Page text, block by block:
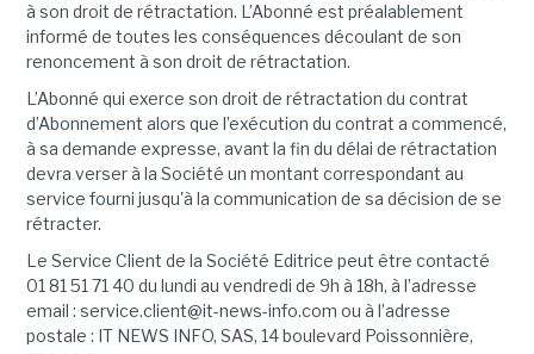
à son droit de rétractation. L’Abonné est préalablement
informé de toutes les conséquences découlant de son
renoncement à son droit de rétractation.
L’Abonné qui exerce son droit de rétractation du contrat
d’Abonnement alors que l’exécution du contrat a commencé,
à sa demande expresse, avant la fin du délai de rétractation
devra verser à la Société un montant correspondant au
service fourni jusqu'à la communication de sa décision de se
rétracter.
Le Service Client de la Société Editrice peut être contacté
01 81 51 71 40 du lundi au vendredi de 9h à 18h, à l’adresse
email : service.client@it-news-info.com ou à l’adresse
postale : IT NEWS INFO, SAS, 14 boulevard Poissonnière,